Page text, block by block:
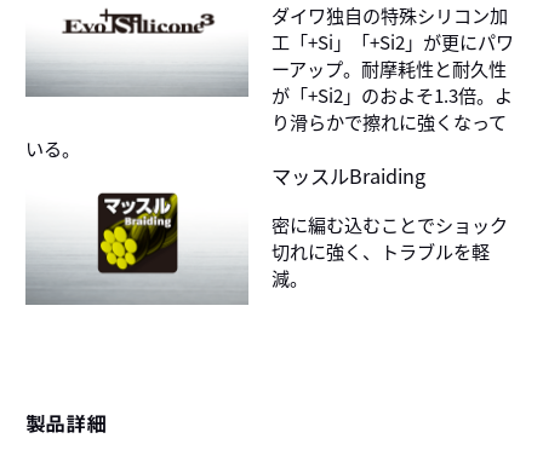
ダイワ独自の特殊シリコン加
工「+Si」「+Si2」が更にパワ
ーアップ。耐摩耗性と耐久性
が「+Si2」のおよそ1.3倍。よ
り滑らかで擦れに強くなって
いる。
マッスルBraiding
密に編む込むことでショック
切れに強く、トラブルを軽
減。
製品詳細